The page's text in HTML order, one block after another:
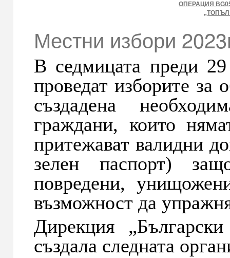
ОПЕРАЦИЯ
Местни избори
В седмицата преди
проведат изборите за
създадена
граждани, които
притежават валидни
зелен паспорт)
повредени,
възможност да
Дирекция
създала следната